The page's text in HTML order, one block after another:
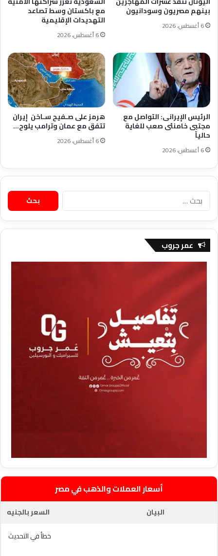
بينهم مصريون وسودانيون
6 أغسطس، 2026
مع باكستان وسط تصاعد
التهديدات الإقليمية
6 أغسطس، 2026
الرئيس الإيرانى: التواصل مع
مجتبى خامنئى صعب للغاية
حالياً
6 أغسطس، 2026
هرمز على صـفيح سـاخن إيران
تتفق مع عمان وترامب يلوح…
6 أغسطس، 2026
البحث
عن:
عمر جروب
أسعار العملات والذهب في مصر
البيان
السعر بالجنيه
خطأ في التحديث